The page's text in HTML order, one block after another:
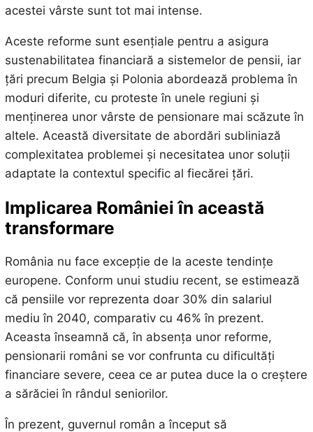
acestei vârste sunt tot mai intense.
Aceste reforme sunt esențiale pentru a asigura
sustenabilitatea financiară a sistemelor de pensii, iar
țări precum Belgia și Polonia abordează problema în
moduri diferite, cu proteste în unele regiuni și
menținerea unor vârste de pensionare mai scăzute în
altele. Această diversitate de abordări subliniază
complexitatea problemei și necesitatea unor soluții
adaptate la contextul specific al fiecărei țări.
Implicarea României în această
transformare
România nu face excepție de la aceste tendințe
europene. Conform unui studiu recent, se estimează
că pensiile vor reprezenta doar 30% din salariul
mediu în 2040, comparativ cu 46% în prezent.
Aceasta înseamnă că, în absența unor reforme,
pensionarii români se vor confrunta cu dificultăți
financiare severe, ceea ce ar putea duce la o creștere
a sărăciei în rândul seniorilor.
În prezent, guvernul român a început să